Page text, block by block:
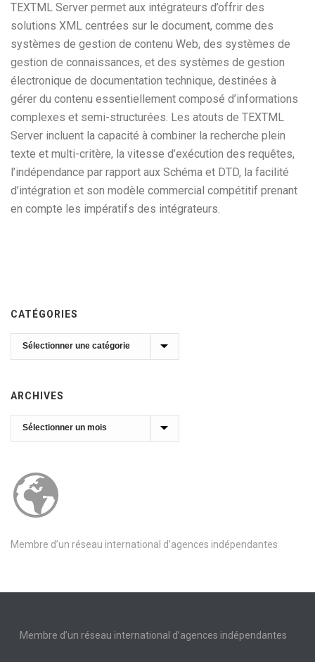
TEXTML Server permet aux intégrateurs d’offrir des
solutions XML centrées sur le document, comme des
systèmes de gestion de contenu Web, des systèmes de
gestion de connaissances, et des systèmes de gestion
électronique de documentation technique, destinées à
gérer du contenu essentiellement composé d’informations
complexes et semi-structurées. Les atouts de TEXTML
Server incluent la capacité à combiner la recherche plein
texte et multi-critère, la vitesse d’exécution des requêtes,
l’indépendance par rapport aux Schéma et DTD, la facilité
d’intégration et son modèle commercial compétitif prenant
en compte les impératifs des intégrateurs.
CATÉGORIES
Catégories
ARCHIVES
Archives
Membre d’un réseau international d’agences indépendantes
Membre d’un réseau international d’agences indépendantes